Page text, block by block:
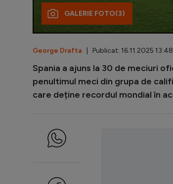
GALERIE FOTO(3)
George Drafta | Publicat: 16.11.2025
Spania a ajuns la 30 de meciuri
penultimul meci din grupa de
care deține recordul mondial în